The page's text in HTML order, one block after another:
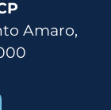
Amaro,